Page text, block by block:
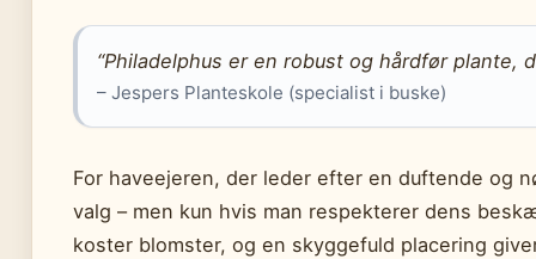
“Philadelphus er en robust og hårdfør plante,
– Jespers Planteskole (specialist i buske)
For haveejeren, der leder efter en duftende og
valg – men kun hvis man respekterer dens
koster blomster, og en skyggefuld placering